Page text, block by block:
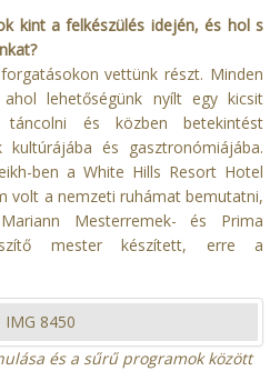
kint a felkészülés idején, és hol s
vettünk részt. Minden
lehetőségünk nyílt egy kicsit
táncolni és közben betekintést
és gasztronómiájába.
ben a White Hills Resort Hotel
volt a nemzeti ruhámat bemutatni,
Mesterremek- és Prima
mester készített, erre a
és a sűrű programok között